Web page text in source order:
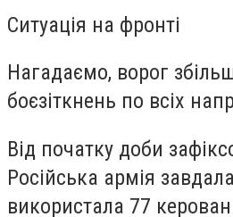
Ситуація на фронті
Нагадаємо, ворог
боєзіткнень по всіх
Від початку доби
Російська армія
використала 77